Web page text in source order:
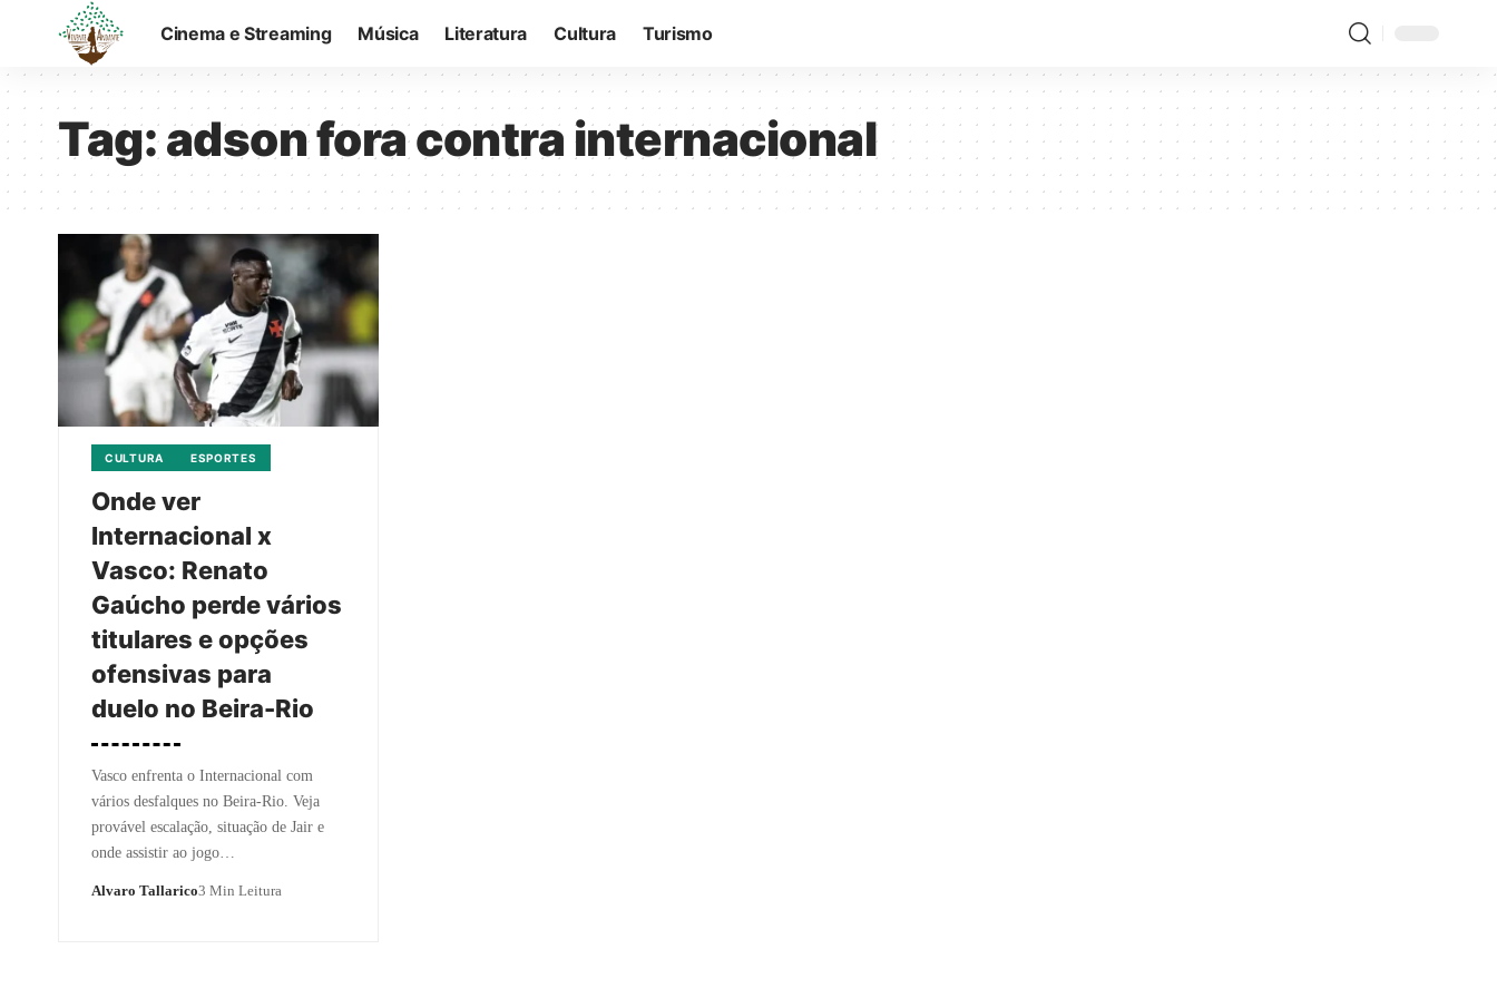
Cinema e Streaming Música Literatura Cultura Turismo
Tag:adson fora contra internacional
CULTURA ESPORTES
Onde ver
Internacional x
Vasco: Renato
Gaúcho perde vários
titulares e opções
ofensivas para
duelo no Beira-Rio
Vasco enfrenta o Internacional com
vários desfalques no Beira-Rio. Veja
provável escalação, situação de Jair e
onde assistir ao jogo…
Alvaro Tallarico3 Min Leitura